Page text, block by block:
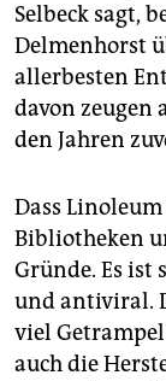
Selbeck sagt,
Delmenhorst
allerbesten
davon zeugen
den Jahren
Dass
Bibliotheken
Gründe. Es
und antiviral.
viel
auch die